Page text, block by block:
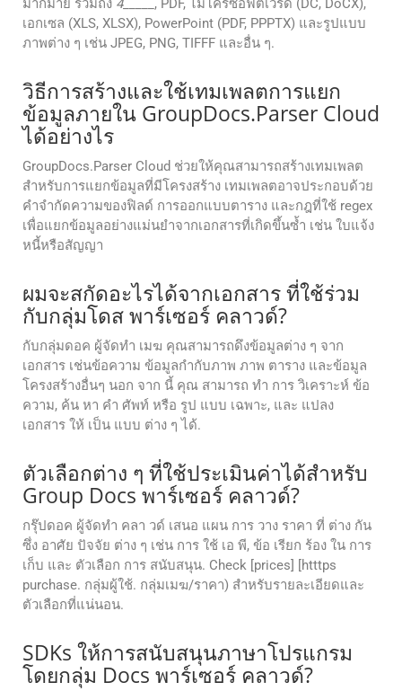
มากมาย รวมถึง 4_____, PDF, ไมโครซอฟต์เวิร์ด (DC, DoCX),
เอกเซล (XLS, XLSX), PowerPoint (PDF, PPPTX) และรูปแบบ
ภาพต่าง ๆ เช่น JPEG, PNG, TIFFF และอื่น ๆ.
วิธีการสร้างและใช้เทมเพลตการแยก
ข้อมูลภายใน GroupDocs.Parser Cloud
ได้อย่างไร
GroupDocs.Parser Cloud ช่วยให้คุณสามารถสร้างเทมเพลต
สำหรับการแยกข้อมูลที่มีโครงสร้าง เทมเพลตอาจประกอบด้วย
คำจำกัดความของฟิลด์ การออกแบบตาราง และกฎที่ใช้ regex
เพื่อแยกข้อมูลอย่างแม่นยำจากเอกสารที่เกิดขึ้นซ้ำ เช่น ใบแจ้ง
หนี้หรือสัญญา
ผมจะสกัดอะไรได้จากเอกสาร ที่ใช้ร่วม
กับกลุ่มโดส พาร์เซอร์ คลาวด์?
กับกลุ่มดอค ผู้จัดทํา เมฆ คุณสามารถดึงข้อมูลต่าง ๆ จาก
เอกสาร เช่นข้อความ ข้อมูลกํากับภาพ ภาพ ตาราง และข้อมูล
โครงสร้างอื่นๆ นอก จาก นี้ คุณ สามารถ ทํา การ วิเคราะห์ ข้อ
ความ, ค้น หา คํา ศัพท์ หรือ รูป แบบ เฉพาะ, และ แปลง
เอกสาร ให้ เป็น แบบ ต่าง ๆ ได้.
ตัวเลือกต่าง ๆ ที่ใช้ประเมินค่าได้สําหรับ
Group Docs พาร์เซอร์ คลาวด์?
กรุ๊ปดอค ผู้จัดทํา คลา วด์ เสนอ แผน การ วาง ราคา ที่ ต่าง กัน
ซึ่ง อาศัย ปัจจัย ต่าง ๆ เช่น การ ใช้ เอ พี, ข้อ เรียก ร้อง ใน การ
เก็บ และ ตัวเลือก การ สนับสนุน. Check [prices] [htttps
purchase. กลุ่มผู้ใช้. กลุ่มเมฆ/ราคา) สําหรับรายละเอียดและ
ตัวเลือกที่แน่นอน.
SDKs ให้การสนับสนุนภาษาโปรแกรม
โดยกลุ่ม Docs พาร์เซอร์ คลาวด์?